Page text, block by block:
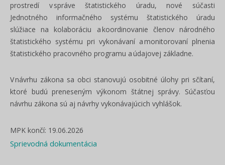
prostredí v správe štatistického úradu, nové súčasti
Jednotného informačného systému štatistického úradu
slúžiace na kolaboráciu a koordinovanie členov národného
štatistického systému pri vykonávaní a monitorovaní plnenia
štatistického pracovného programu a údajovej základne.
V návrhu zákona sa obci stanovujú osobitné úlohy pri sčítaní,
ktoré budú preneseným výkonom štátnej správy. Súčasťou
návrhu zákona sú aj návrhy vykonávajúcich vyhlášok.
MPK končí: 19.06.2026
Sprievodná dokumentácia